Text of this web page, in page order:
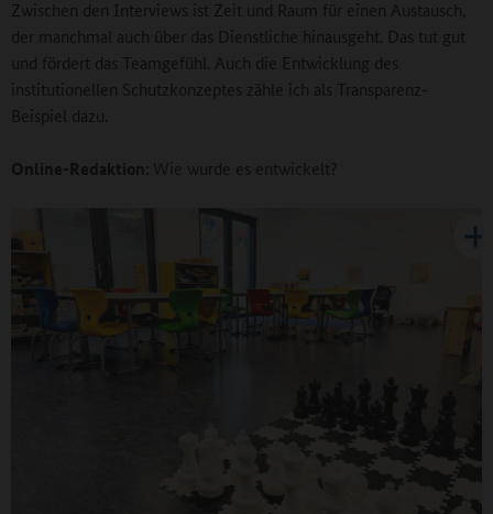
Zwischen den Interviews ist Zeit und Raum für einen Austausch,
der manchmal auch über das Dienstliche hinausgeht. Das tut gut
und fördert das Teamgefühl. Auch die Entwicklung des
institutionellen Schutzkonzeptes zähle ich als Transparenz-
Beispiel dazu.
Online-Redaktion: Wie wurde es entwickelt?